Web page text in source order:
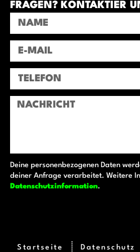
FRAGEN? KONTAKTIER
Deine personenbezogenen Daten
deiner Anfrage verarbeitet. Weitere
Datenschutzinformation.
Startseite Datenschutz